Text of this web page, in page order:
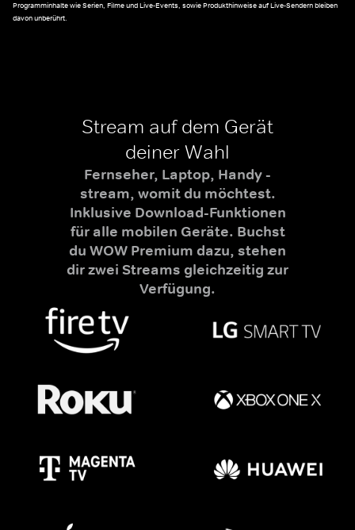
Programminhalte wie Serien, Filme und Live-Events, sowie Produkthinweise auf Live-Sendern bleiben
davon unberührt.
Stream auf dem Gerät
deiner Wahl
Fernseher, Laptop, Handy -
stream, womit du möchtest.
Inklusive Download-Funktionen
für alle mobilen Geräte. Buchst
du WOW Premium dazu, stehen
dir zwei Streams gleichzeitig zur
Verfügung.